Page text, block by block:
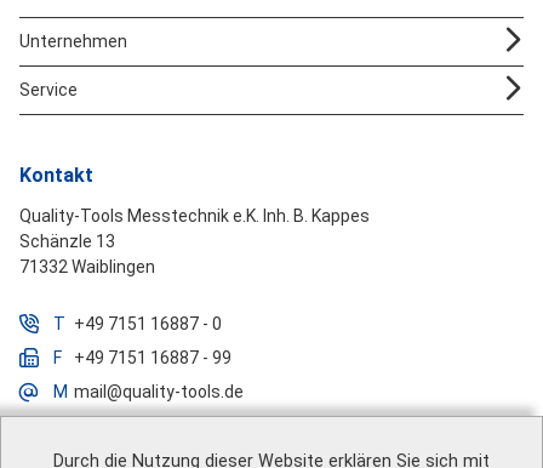
Durch die Nutzung dieser Website erklären Sie sich mit
Kontakt
Quality-Tools Messtechnik e.K. Inh. B. Kappes
Schänzle 13
71332 Waiblingen
T +49 7151 16887 - 0
F
+49 7151 16887 - 99
M mail@quality-tools.de
Unternehmen
Service